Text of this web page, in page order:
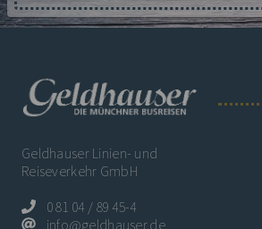
Geldhauser Linien- und
Reiseverkehr GmbH
0 81 04 / 89 45-4
info@geldhauser.de